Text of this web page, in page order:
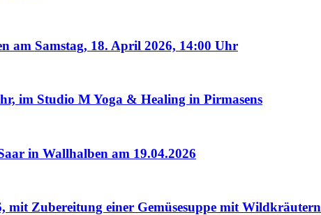
am Samstag, 18. April 2026, 14:00 Uhr
im Studio M Yoga & Healing in Pirmasens
in Wallhalben am 19.04.2026
Zubereitung einer Gemüsesuppe mit Wildkräutern